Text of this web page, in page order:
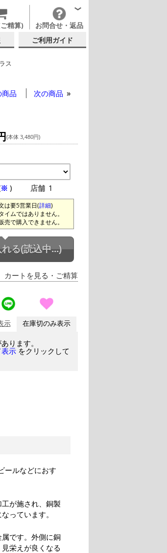
精算) お問合せ・返品
ご利用ガイド
ス
品 次の商品
(本体 3,480円)
※ ) 店舗 1
は要5営業日(詳細)
イムではありません。
売で購入できません。
る(読込中...)
カートを見る ・ご精算
示 在庫切のみ表示
ります。
表示 をクリックして
ールなどにおす
が施され、銅製
っています。
です。外側に銅
栄えが良くなる